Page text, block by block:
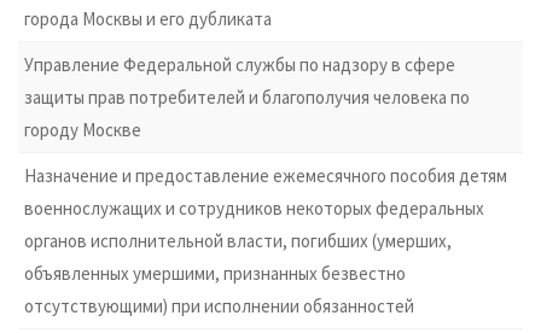
города Москвы и его дубликата
Управление Федеральной службы по надзору в сфере
защиты прав потребителей и благополучия человека по
городу Москве
Назначение и предоставление ежемесячного пособия детям
военнослужащих и сотрудников некоторых федеральных
органов исполнительной власти, погибших (умерших,
объявленных умершими, признанных безвестно
отсутствующими) при исполнении обязанностей